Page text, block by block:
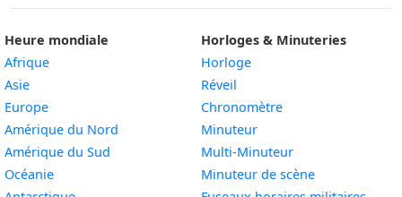
Heure mondiale
Afrique
Asie
Europe
Amérique du Nord
Amérique du Sud
Océanie
Horloges & Minuteries
Horloge
Réveil
Chronomètre
Minuteur
Multi-Minuteur
Minuteur de scène